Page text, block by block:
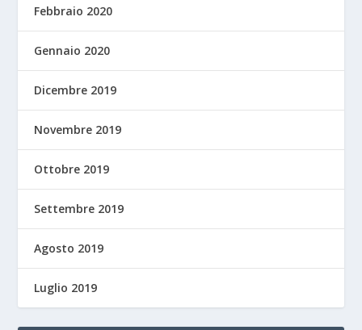
Febbraio 2020
Gennaio 2020
Dicembre 2019
Novembre 2019
Ottobre 2019
Settembre 2019
Agosto 2019
Luglio 2019